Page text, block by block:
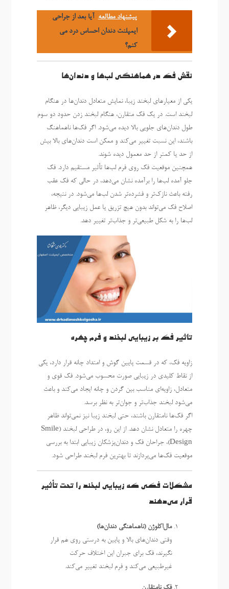
پیشنهاد مطالعه آیا بعد از جراحی
ایمپلنت دندان احساس درد می
کنم؟
نقش فک در هماهنگی لب‌ها و دندان‌ها
یکی از معیارهای لبخند زیبا، نمایش متعادل دندان‌ها در هنگام
لبخند است. در یک فک متقارن، هنگام لبخند زدن حدود دو سوم
طول دندان‌های جلویی بالا دیده می‌شود. اگر فک‌ها ناهماهنگ
باشند، این نسبت تغییر می‌کند و ممکن است دندان‌های بالا بیش
از حد یا کمتر از حد معمول دیده شوند.
همچنین موقعیت فک روی فرم لب‌ها تأثیر مستقیم دارد. فک
جلو آمده لب‌ها را برآمده نشان می‌دهد، در حالی که فک عقب
رفته باعث نازک‌تر و فشرده‌تر شدن لب‌ها می‌شود. در نتیجه،
اصلاح فک می‌تواند بدون هیچ تزریق یا عمل زیبایی دیگر، ظاهر
لب‌ها را به شکل طبیعی‌تر و جذاب‌تر تغییر دهد.
تاثیر فک بر زیبایی لبخند و فرم چهره
زاویه فک، که در قسمت پایین گوش و امتداد چانه قرار دارد، یکی
از نقاط کلیدی در زیبایی صورت محسوب می‌شود. فک قوی و
متعادل، زاویه‌ای مناسب بین گردن و چانه ایجاد می‌کند و باعث
می‌شود لبخند جذاب‌تر و جوان‌تر به نظر برسد.
اگر فک‌ها نامتقارن باشند، حتی لبخند زیبا نیز نمی‌تواند ظاهر
چهره را متعادل نشان دهد. از این رو، در طراحی لبخند (Smile
Design)، جراحان فک و دندان‌پزشکان زیبایی ابتدا به بررسی
موقعیت فک‌ها می‌پردازند تا بهترین فرم لبخند طراحی شود.
مشکلات فکی که زیبایی لبخند را تحت تأثیر
قرار می‌دهند
مال‌اکلوژن (ناهماهنگی دندان‌ها)
وقتی دندان‌های بالا و پایین به درستی روی هم قرار
نگیرند، فک برای جبران این اختلاف حرکت
غیرطبیعی می‌کند و فرم لبخند تغییر می‌کند.